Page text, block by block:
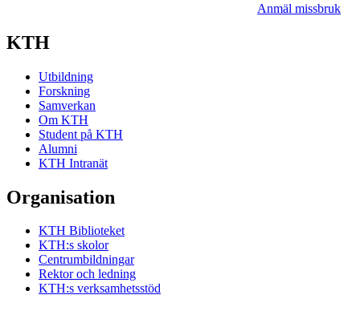
Anmäl missbruk
KTH
Utbildning
Forskning
Samverkan
Om KTH
Student på KTH
Alumni
KTH Intranät
Organisation
KTH Biblioteket
KTH:s skolor
Centrumbildningar
Rektor och ledning
KTH:s verksamhetsstöd